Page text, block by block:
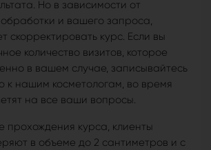
Но в зависимости от
и вашего запроса,
скорректировать курс. Если вы
количество визитов, которое
в вашем случае, записывайтесь
к нашим косметологам, во время
на все ваши вопросы.
прохождения курса, клиенты
в объеме до 2 сантиметров и с